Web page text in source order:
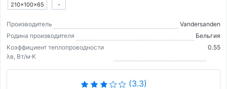
210×100×65 -
Производитель
Vandersanden
Родина производителя
Бельгия
Коэффициент теплопроводности
λв, Вт/м·K
0.55
(3.3)